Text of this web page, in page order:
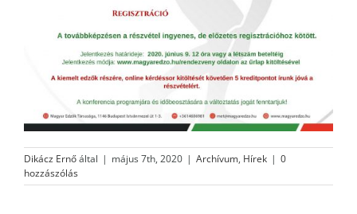
Dikácz Ernőáltal | május 7th, 2020 | Archívum, Hírek | 0
hozzászólás